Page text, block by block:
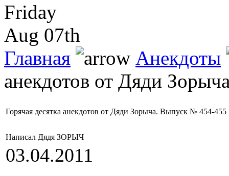
Friday
Aug 07th
Главная
Анекдоты
анекдотов от Дяди
Горячая десятка анекдотов от Дяди Зорыча. Выпуск № 454-455
Написал Дядя ЗОРЫЧ
03.04.2011